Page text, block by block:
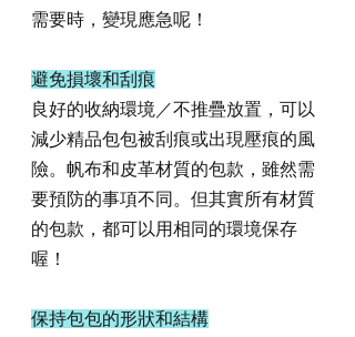
需要時，變現應急呢！
避免損壞和刮痕
良好的收納環境／不推疊放置，可以
減少精品包包被刮痕或出現壓痕的風
險。帆布和皮革材質的包款，雖然需
要預防的事項不同。但其實所有材質
的包款，都可以用相同的環境保存
喔！
保持包包的形狀和結構